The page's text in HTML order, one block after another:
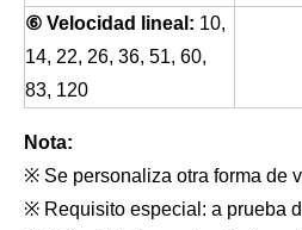
⑥ Velocidad lineal: 10,
14, 22, 26, 36, 51, 60,
83, 120
Nota:
※ Se personaliza otra forma de
※ Requisito especial: a prueba